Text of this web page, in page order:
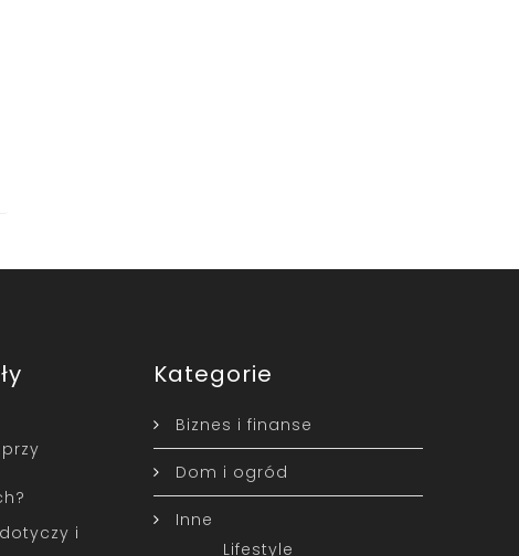
i
Kategorie
Biznes i finanse
Dom i ogród
Inne
Lifestyle